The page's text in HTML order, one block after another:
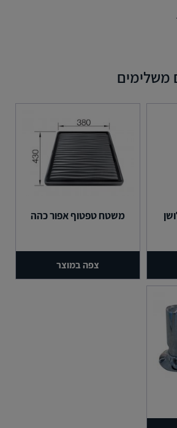
משלימים
משטח טפטוף אפור כהה
צפה במוצר